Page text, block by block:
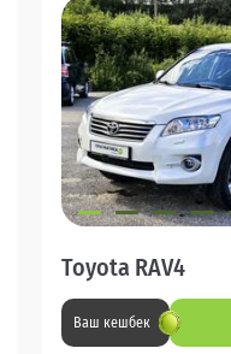
Toyota RAV4
Ваш кешбек